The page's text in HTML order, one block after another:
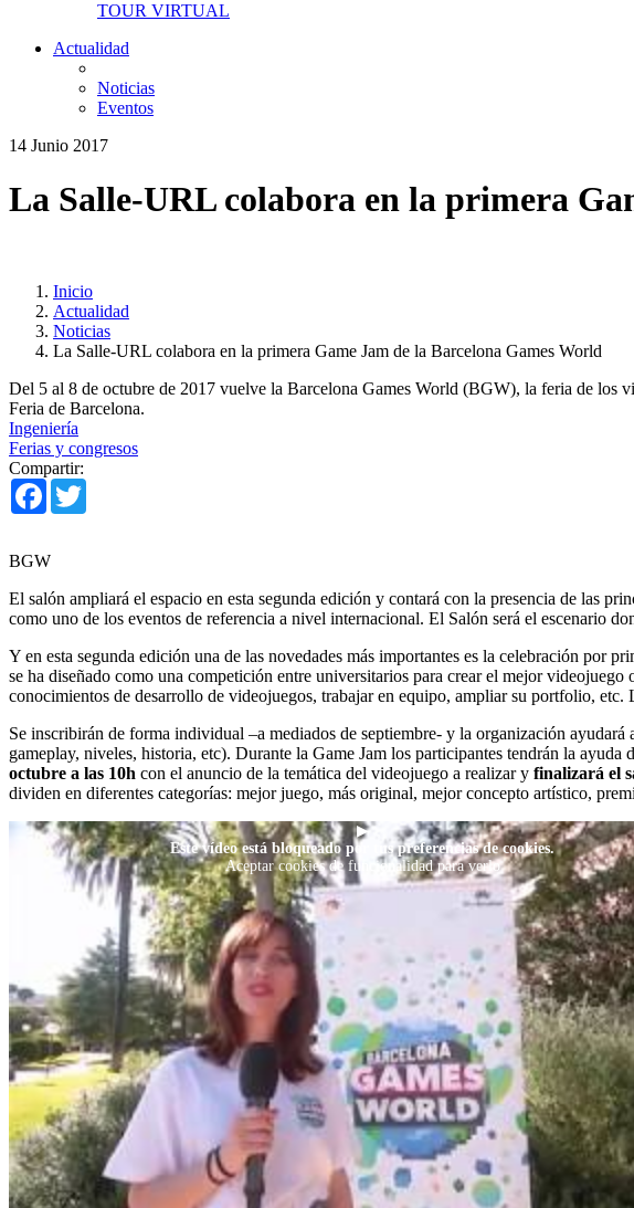
TOUR VIRTUAL
Actualidad
Noticias
Eventos
14 Junio 2017
La Salle-URL colabora en la primera
Inicio
Actualidad
Noticias
La Salle-URL colabora en la primera Game Jam de la Barcelona Games World
Del 5 al 8 de octubre de 2017 vuelve la Barcelona Games World (BGW), la feria de los
Feria de Barcelona.
Ingeniería
Ferias y congresos
Compartir:
Facebook
BGW
El salón ampliará el espacio en esta segunda edición y contará con la presencia de las
como uno de los eventos de referencia a nivel internacional. El Salón será el escenario
Y en esta segunda edición una de las novedades más importantes es la celebración por
se ha diseñado como una competición entre universitarios para crear el mejor
conocimientos de desarrollo de videojuegos, trabajar en equipo, ampliar su portfolio,
Se inscribirán de forma individual –a mediados de septiembre- y la organización
gameplay, niveles, historia, etc). Durante la Game Jam los participantes tendrán la
octubre a las 10h con el anuncio de la temática del videojuego a realizar y finalizará el
dividen en diferentes categorías: mejor juego, más original, mejor concepto artístico,
▶
Este vídeo está bloqueado por tus preferencias de cookies.
Aceptar cookies de funcionalidad para verlo